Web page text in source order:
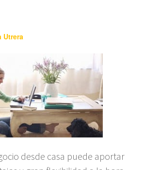
Utrera
desde casa puede aportar